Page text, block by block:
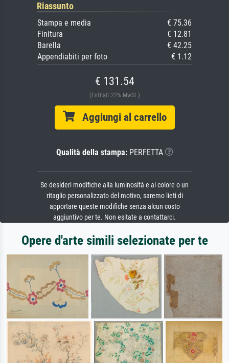
Riassunto
Stampa e media
€ 75.36
Finitura
€ 12.81
Barella
€ 42.25
Appendiabiti per foto
€ 1.12
€ 131.54
(Enthält 22% MwSt.)
Aggiungi al carrello
Qualità della stampa:PERFETTA
Se desideri modifiche alla luminosità e al colore o un
ritaglio personalizzato del motivo, saremo lieti di
apportare queste modifiche senza alcun costo
aggiuntivo per te. Non esitate a contattarci.
Opere d'arte simili selezionate per te